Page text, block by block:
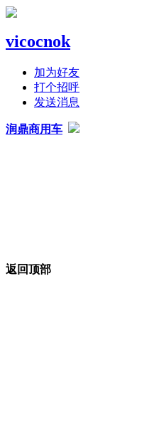
vicocnok
加为好友
打个招呼
发送消息
润鼎商用车
返回顶部